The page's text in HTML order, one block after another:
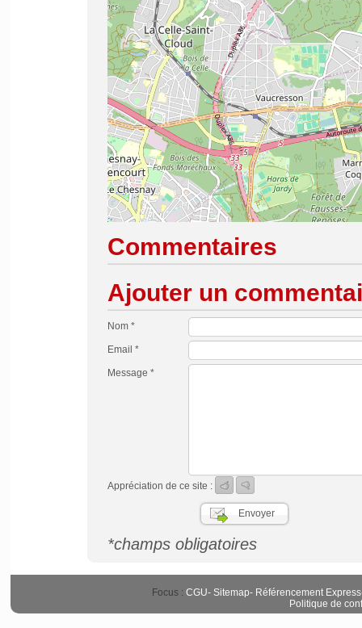
Commentaires
Ajouter un
Nom *
Email *
Message *
Appréciation de ce site :
*champs obligatoires
Focus : CGU- Sitemap- Référencement Express
Politique de